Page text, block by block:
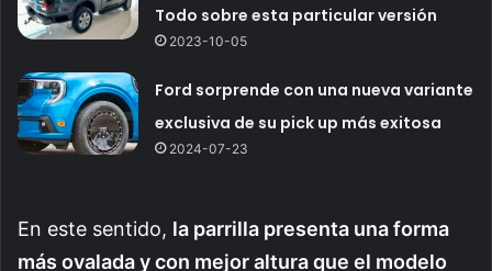
Todo sobre esta particular versión
2023-10-05
Ford sorprende con una nueva variante
exclusiva de su pick up más exitosa
2024-07-23
En este sentido, la parrilla presenta una forma
más ovalada y con mejor altura que el modelo